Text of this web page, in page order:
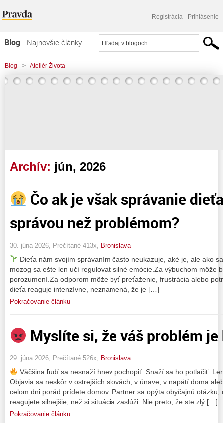
Registrácia Prihlásenie
Blog
Najnovšie články
Najčítanejšie články
Najkomentovanejšie články
Blog > Ateliér Života
Archív: jún, 2026
Čo ak je však správanie
správou než problémom?
30. júna 2026, Prečítané 413x, Bronislava
Dieťa nám svojím správaním často neukazuje, aké je, ale ako
mozog sa ešte len učí regulovať silné emócie.Za výbuchom môže
porozumení.Za odporom môže byť preťaženie, frustrácia alebo
dieťa reaguje intenzívne, neznamená, že je […]
Pokračovanie článku
Myslíte si, že váš problém je
29. júna 2026, Prečítané 526x, Bronislava
Väčšina ľudí sa nesnaží hnev pochopiť. Snaží sa ho potlačiť.
Objavia sa neskôr v ostrejších slovách, v únave, v napätí doma
celom dni porád prídete domov. Partner sa opýta obyčajnú otázku,
reagujete silnejšie, než si situácia zaslúži. Nie preto, že ste zlý […]
Pokračovanie článku